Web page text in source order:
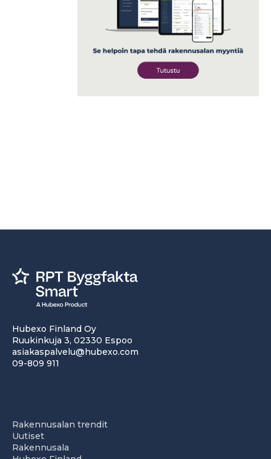
Hubexo Finland Oy
Ruukinkuja 3, 02330 Espoo
asiakaspalvelu@hubexo.com
09-809 911
Rakennusalan trendit
Uutiset
Rakennusala